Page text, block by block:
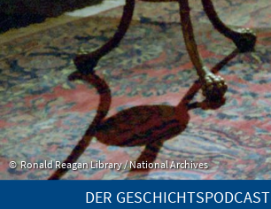
Ronald Reagan Library / National Archives
DER GESCHICHTSPODCAST